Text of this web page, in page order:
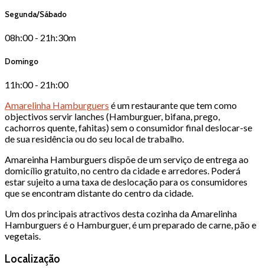
Segunda/Sábado
08h:00 - 21h:30m
Domingo
11h:00 - 21h:00
Amarelinha Hamburguers é um restaurante que tem como
objectivos servir lanches (Hamburguer, bifana, prego,
cachorros quente, fahitas) sem o consumidor final deslocar-se
de sua residência ou do seu local de trabalho.
Amareinha Hamburguers dispõe de um serviço de entrega ao
domicílio gratuito, no centro da cidade e arredores. Poderá
estar sujeito a uma taxa de deslocação para os consumidores
que se encontram distante do centro da cidade.
Um dos principais atractivos desta cozinha da Amarelinha
Hamburguers é o Hamburguer, é um preparado de carne, pão e
vegetais.
Localização